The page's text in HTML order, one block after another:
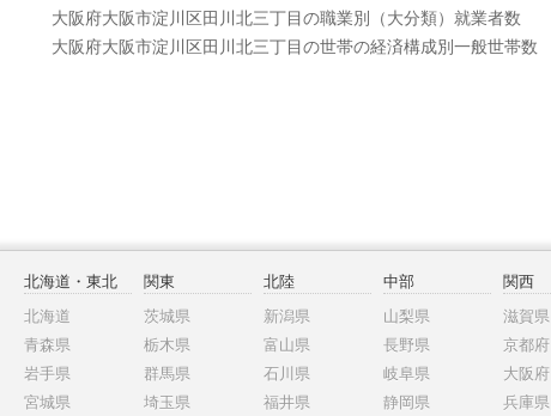
大阪府大阪市淀川区田川北三丁目の職業別（大分類）就業者数
大阪府大阪市淀川区田川北三丁目の世帯の経済構成別一般世帯数
北海道・東北
北海道
青森県
岩手県
宮城県
関東
茨城県
栃木県
群馬県
埼玉県
北陸
新潟県
富山県
石川県
福井県
中部
山梨県
長野県
岐阜県
静岡県
関西
滋賀県
京都府
大阪府
兵庫県